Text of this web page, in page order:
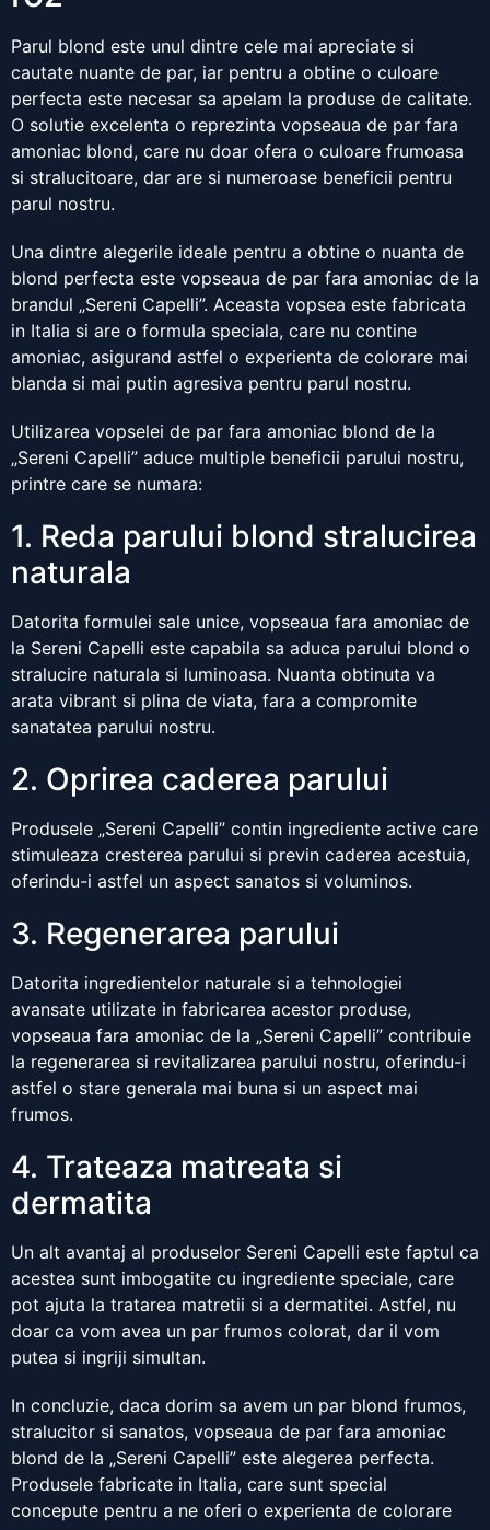
Parul blond este unul dintre cele mai apreciate si
cautate nuante de par, iar pentru a obtine o culoare
perfecta este necesar sa apelam la produse de calitate.
O solutie excelenta o reprezinta vopseaua de par fara
amoniac blond, care nu doar ofera o culoare frumoasa
si stralucitoare, dar are si numeroase beneficii pentru
parul nostru.
Una dintre alegerile ideale pentru a obtine o nuanta de
blond perfecta este vopseaua de par fara amoniac de la
brandul „Sereni Capelli”. Aceasta vopsea este fabricata
in Italia si are o formula speciala, care nu contine
amoniac, asigurand astfel o experienta de colorare mai
blanda si mai putin agresiva pentru parul nostru.
Utilizarea vopselei de par fara amoniac blond de la
„Sereni Capelli” aduce multiple beneficii parului nostru,
printre care se numara:
1. Reda parului blond stralucirea
naturala
Datorita formulei sale unice, vopseaua fara amoniac de
la Sereni Capelli este capabila sa aduca parului blond o
stralucire naturala si luminoasa. Nuanta obtinuta va
arata vibrant si plina de viata, fara a compromite
sanatatea parului nostru.
2. Oprirea caderea parului
Produsele „Sereni Capelli” contin ingrediente active care
stimuleaza cresterea parului si previn caderea acestuia,
oferindu-i astfel un aspect sanatos si voluminos.
3. Regenerarea parului
Datorita ingredientelor naturale si a tehnologiei
avansate utilizate in fabricarea acestor produse,
vopseaua fara amoniac de la „Sereni Capelli” contribuie
la regenerarea si revitalizarea parului nostru, oferindu-i
astfel o stare generala mai buna si un aspect mai
frumos.
4. Trateaza matreata si
dermatita
Un alt avantaj al produselor Sereni Capelli este faptul ca
acestea sunt imbogatite cu ingrediente speciale, care
pot ajuta la tratarea matretii si a dermatitei. Astfel, nu
doar ca vom avea un par frumos colorat, dar il vom
putea si ingriji simultan.
In concluzie, daca dorim sa avem un par blond frumos,
stralucitor si sanatos, vopseaua de par fara amoniac
blond de la „Sereni Capelli” este alegerea perfecta.
Produsele fabricate in Italia, care sunt special
concepute pentru a ne oferi o experienta de colorare